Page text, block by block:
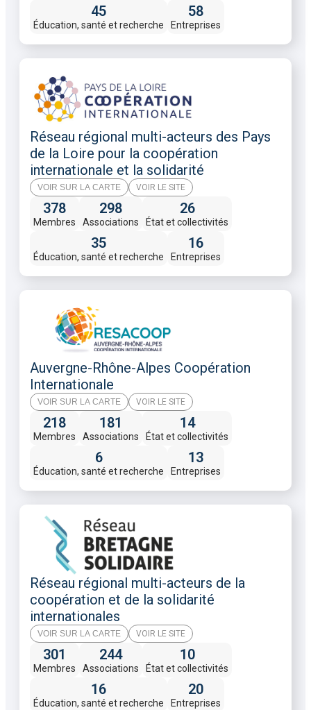
45
Éducation, santé et recherche
58
Entreprises
Réseau régional multi-acteurs des Pays
de la Loire pour la coopération
internationale et la solidarité
VOIR SUR LA CARTE VOIR LE SITE
378
Membres
298
Associations
26
État et collectivités
35
Éducation, santé et recherche
16
Entreprises
Auvergne-Rhône-Alpes Coopération
Internationale
VOIR SUR LA CARTE VOIR LE SITE
218
Membres
181
Associations
14
État et collectivités
6
Éducation, santé et recherche
13
Entreprises
Réseau régional multi-acteurs de la
coopération et de la solidarité
internationales
VOIR SUR LA CARTE VOIR LE SITE
301
Membres
244
Associations
10
État et collectivités
16
Éducation, santé et recherche
20
Entreprises